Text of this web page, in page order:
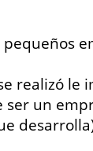
realizó le
ser un